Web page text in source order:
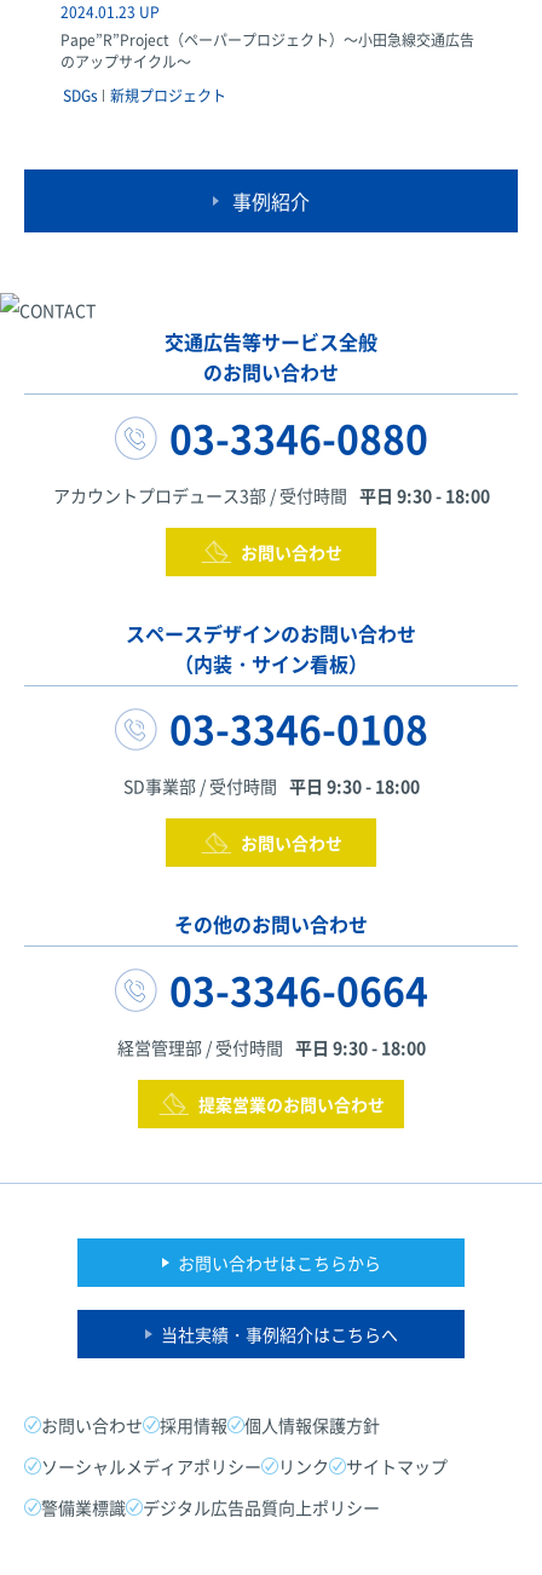
2024.01.23 UP
Pape”R”Project（ペーパープロジェクト）～小田急線交通広告
のアップサイクル～
SDGs
新規プロジェクト
事例紹介
交通広告等サービス全般
のお問い合わせ
03-3346-0880
アカウントプロデュース3部 / 受付時間 平日 9:30 - 18:00
お問い合わせ
スペースデザインのお問い合わせ
（内装・サイン看板）
03-3346-0108
SD事業部 / 受付時間 平日 9:30 - 18:00
お問い合わせ
その他のお問い合わせ
03-3346-0664
経営管理部 / 受付時間 平日 9:30 - 18:00
提案営業のお問い合わせ
お問い合わせはこちらから
当社実績・事例紹介はこちらへ
お問い合わせ 採用情報
個人情報保護方針
ソーシャルメディアポリシー
リンク
サイトマップ
警備業標識
デジタル広告品質向上ポリシー